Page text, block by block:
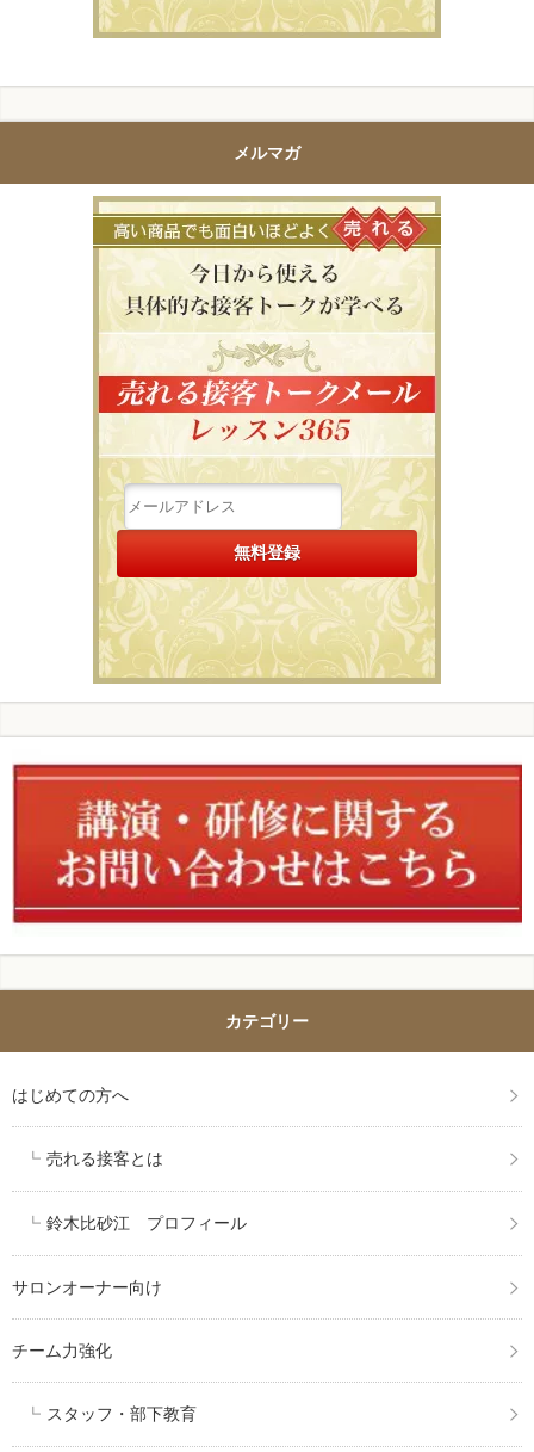
メルマガ
カテゴリー
はじめての方へ
売れる接客とは
鈴木比砂江 プロフィール
サロンオーナー向け
チーム力強化
スタッフ・部下教育